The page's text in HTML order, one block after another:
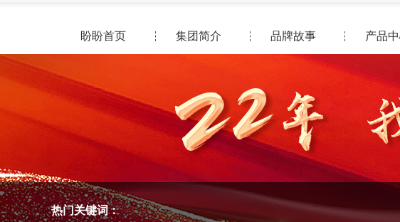
盼盼首页 集团简介 品牌故事 产品
热门关键词：